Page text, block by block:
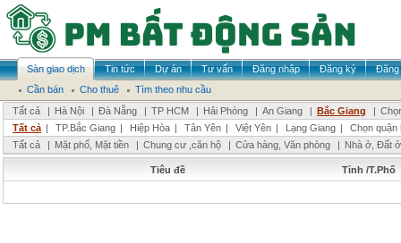
Sàn giao dịch Tin tức Dự án Tư vấn Đăng nhập Đăng ký
Đăng
Cần bán
Cho thuê
Tìm theo nhu cầu
Tất cả
| Hà Nội | Đà Nẵng | TP HCM | Hải Phòng | An Giang | Bắc Giang |
Tất cả | TP.Bắc Giang | Hiệp Hòa | Tân Yên | Việt Yên | Lạng Giang |
Chọn quận
Tất cả
| Mặt phố, Mặt tiền | Chung cư ,căn hộ | Cửa hàng, Văn phòng | Nhà ở, Đất ở
Tiêu đề Tỉnh /T.Phố